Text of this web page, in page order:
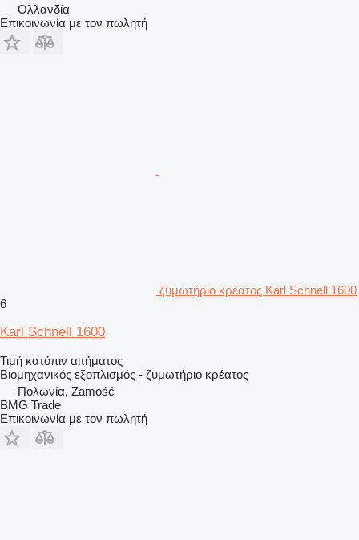
Ολλανδία
Επικοινωνία με τον πωλητή
ζυμωτήριο κρέατος Karl Schnell 1600
6
Karl Schnell 1600
Τιμή κατόπιν αιτήματος
Βιομηχανικός εξοπλισμός - ζυμωτήριο κρέατος
Πολωνία, Zamość
BMG Trade
Επικοινωνία με τον πωλητή